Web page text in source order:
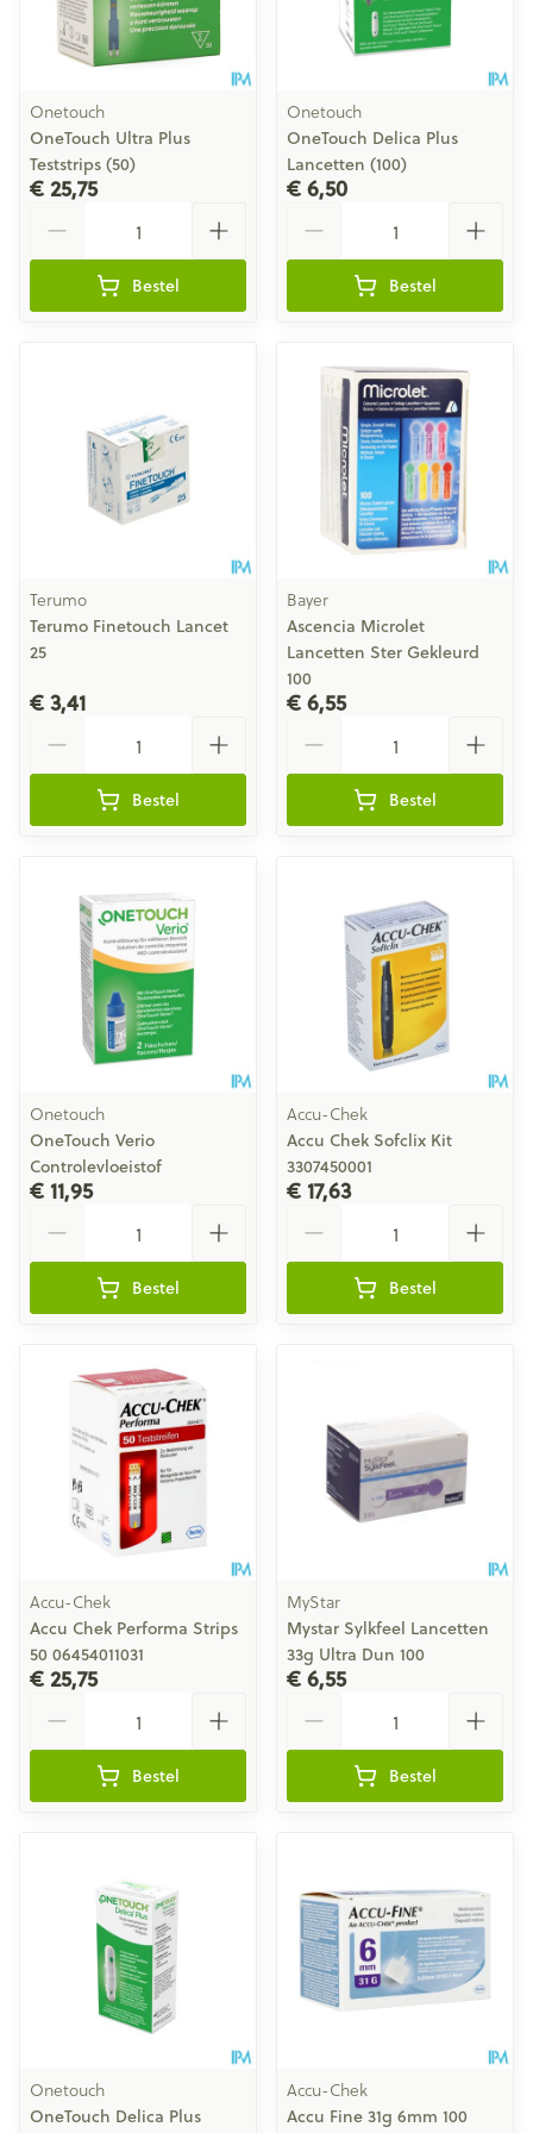
Onetouch
OneTouch Ultra Plus
Teststrips (50)
€ 25,75
Bestel
Onetouch
OneTouch Delica Plus
Lancetten (100)
€ 6,50
Bestel
Terumo
Terumo Finetouch Lancet
25
€ 3,41
Bestel
Bayer
Ascencia Microlet
Lancetten Ster Gekleurd
100
€ 6,55
Bestel
Onetouch
OneTouch Verio
Controlevloeistof
€ 11,95
Bestel
Accu-Chek
Accu Chek Sofclix Kit
3307450001
€ 17,63
Bestel
Accu-Chek
Accu Chek Performa Strips
50 06454011031
€ 25,75
Bestel
MyStar
Mystar Sylkfeel Lancetten
33g Ultra Dun 100
€ 6,55
Bestel
Onetouch
OneTouch Delica Plus
Accu-Chek
Accu Fine 31g 6mm 100